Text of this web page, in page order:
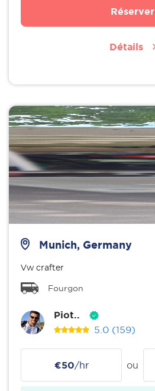
Réserver
Détails
Munich, Germany
Vw crafter
Fourgon
Piot..
5.0 (159)
€50/hr ou